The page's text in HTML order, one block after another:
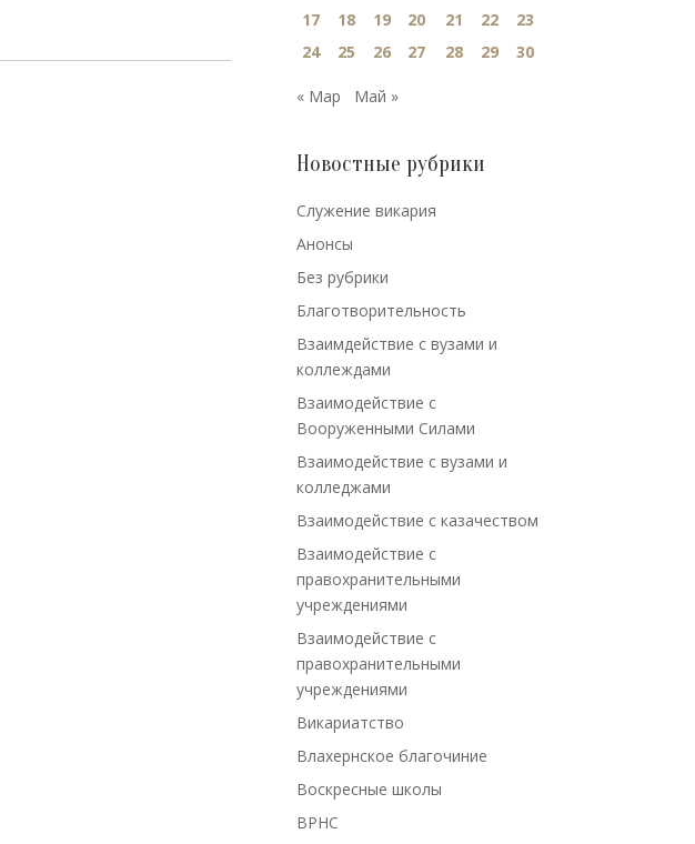
17
18 19 20 21 22
23
24
25 26 27 28 29 30
« Мар Май »
Новостные рубрики
Cлужение викария
Анонсы
Без рубрики
Благотворительность
Взаимдействие с вузами и
коллеждами
Взаимодействие с
Вооруженными Силами
Взаимодействие с вузами и
колледжами
Взаимодействие с казачеством
Взаимодействие с
правохранительными
учреждениями
Взаимодействие с
правохранительными
учреждениями
Викариатство
Влахернское благочиние
Воскресные школы
ВРНС